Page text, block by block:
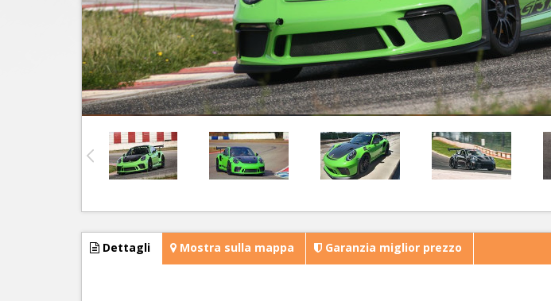
Dettagli Mostra sulla mappa Garanzia miglior prezzo